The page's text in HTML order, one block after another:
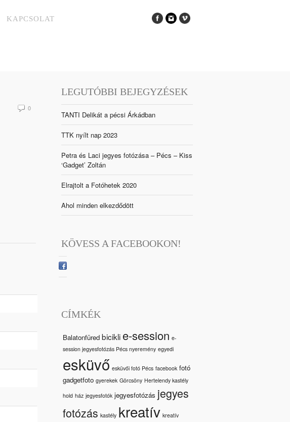
KAPCSOLAT
0
LEGUTÓBBI BEJEGYZÉSEK
TANTI Delikát a pécsi Árkádban
TTK nyílt nap 2023
Petra és Laci jegyes fotózása – Pécs – Kiss
‘Gadget’ Zoltán
Elrajtolt a Fotóhetek 2020
Ahol minden elkezdődött
KÖVESS A FACEBOOKON!
CÍMKÉK
Balatonfüred bicikli e-session e-
session jegyesfotózás Pécs nyeremény egyedi
esküvő esküvői fotó Pécs facebook fotó
gadgetfoto gyerekek Görcsöny Hertelendy kastély
hold ház jegyesfotók jegyesfotózás jegyes
fotózás kastély kreatív kreatív